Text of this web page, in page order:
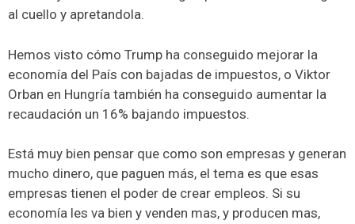
al cuello y apretandola.
Hemos visto cómo Trump ha conseguido mejorar la
economía del País con bajadas de impuestos, o Viktor
Orban en Hungría también ha conseguido aumentar la
recaudación un 16% bajando impuestos.
Está muy bien pensar que como son empresas y generan
mucho dinero, que paguen más, el tema es que esas
empresas tienen el poder de crear empleos. Si su
economía les va bien y venden mas, y producen mas,